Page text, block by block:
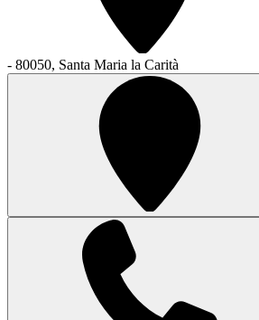
- 80050, Santa Maria la Carità